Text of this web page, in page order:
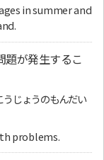
in summer and
題が発生するこ
じょうのもんだい
problems.